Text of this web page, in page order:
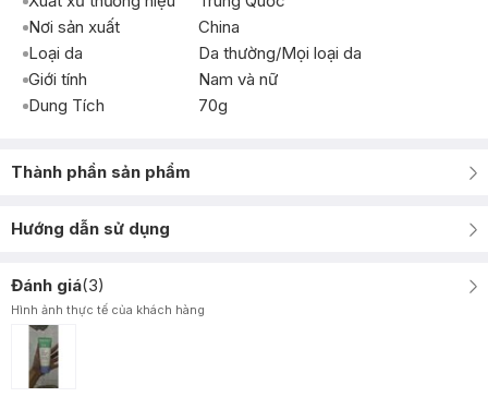
Nơi sản xuất
China
Loại da
Da thường/Mọi loại da
Giới tính
Nam và nữ
Dung Tích
70g
Thành phần sản phẩm
Hướng dẫn sử dụng
Đánh giá(3)
Hình ảnh thực tế của khách hàng